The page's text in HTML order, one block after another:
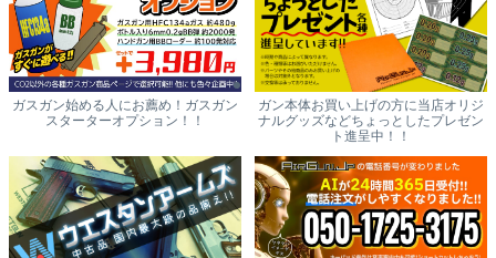
ガスガン始める人にお薦め！ガスガン
スターターオプション！！
ガン本体お買い上げの方に当店オリジ
ナルグッズなどちょっとしたプレゼン
ト進呈中！！